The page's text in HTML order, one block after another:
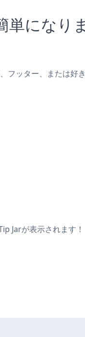
になり
フッター、または好
Jarが表示されます！